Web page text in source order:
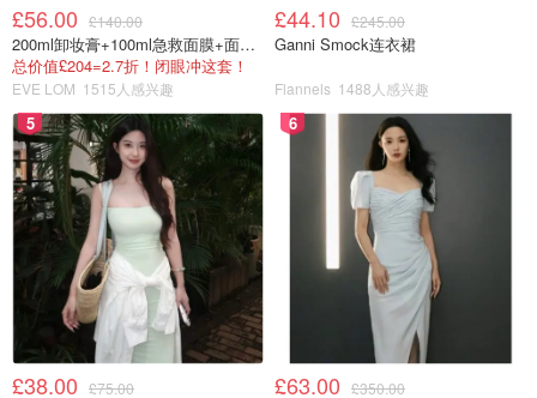
LoQ也是最近慢慢出现在大家视野里的牌子。设计风格有一
点建筑感，最近的心头好。都是很structure的鞋，方形的鞋
跟和方形的鞋面，很时髦。
£56.00 £140.00
200ml卸妆膏+100ml急救面膜+面霜+洁颜布
总价值£204=2.7折！闭眼冲这套！
EVE LOM 1515人感兴趣
£44.10 £245.00
Ganni Smock连衣裙
Flannels 1488人感兴趣
5
£38.00 £75.00
6
£63.00 £350.00